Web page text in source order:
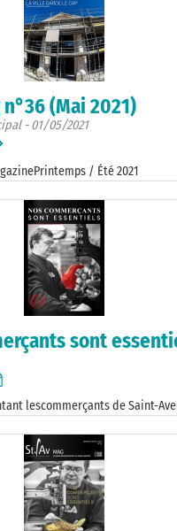
(Mai 2021)
- 01/05/2021
/ Été 2021
sont
lescommerçants de Saint-